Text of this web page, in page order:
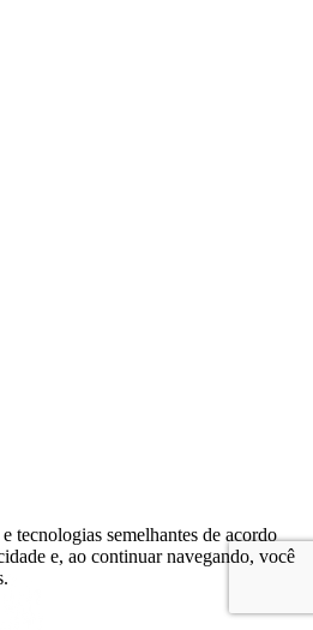
tecnologias semelhantes de acordo
e, ao continuar navegando, você